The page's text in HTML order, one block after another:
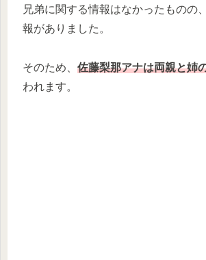
兄弟に関する情報はなかったものの
報がありました。
そのため、 佐藤梨那アナは両親と姉
われます。